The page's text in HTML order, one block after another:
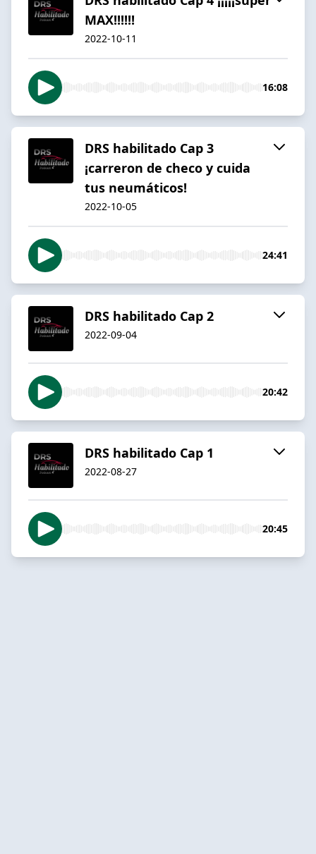
MAX!!!!!!
2022-10-11
16:08
DRS habilitado Cap 3
¡carreron de checo y cuida
tus neumáticos!
2022-10-05
24:41
DRS habilitado Cap 2
2022-09-04
20:42
DRS habilitado Cap 1
2022-08-27
20:45